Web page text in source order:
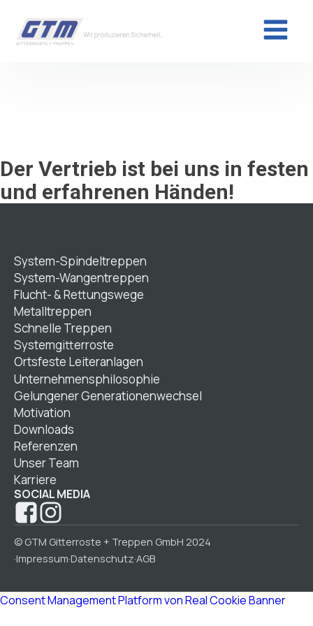
Der Vertrieb ist bei uns in festen
und erfahrenen Händen!
System-Spindeltreppen
System-Wangentreppen
Flucht- & Rettungswege
Metalltreppen
Schnelle Treppen
Systemgitterroste
Ortsfeste Leiteranlagen
Unternehmensphilosophie
Gelungener Generationenwechsel
Motivation
Downloads
Referenzen
Unser Team
Karriere
SOCIAL MEDIA
© GTM Gitterroste + Treppen GmbH 2024
·Impressum·Datenschutz·AGB
Consent Management Platform von Real Cookie Banner